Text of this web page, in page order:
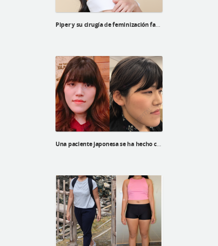
Piper y su cirugía de feminización facial superior de la línea Barbie
Una paciente japonesa se ha hecho cirugía ortognática, la cirugía de v-line, la reducción de pómulos y corrección de ptosis.